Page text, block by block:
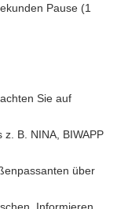
Pause (1
Sie auf
B. NINA, BIWAPP
über
Informieren